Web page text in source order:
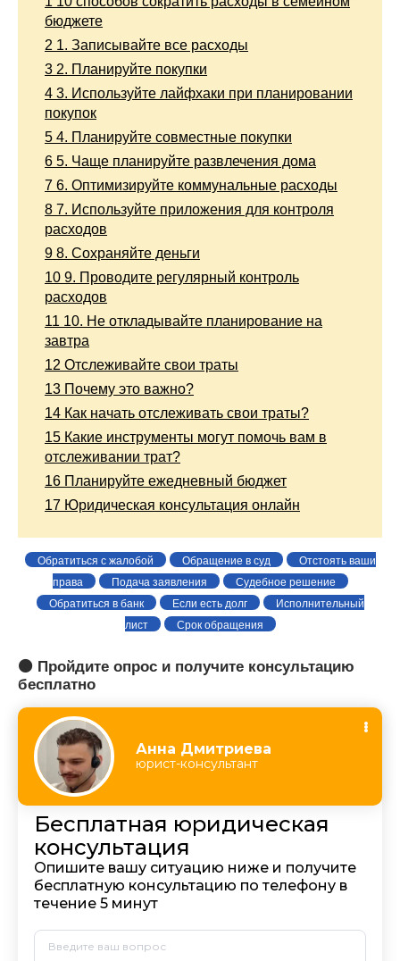
бюджете
2 1. Записывайте все расходы
3 2. Планируйте покупки
4 3. Используйте лайфхаки при планировании
покупок
5 4. Планируйте совместные покупки
6 5. Чаще планируйте развлечения дома
7 6. Оптимизируйте коммунальные расходы
8 7. Используйте приложения для контроля
расходов
9 8. Сохраняйте деньги
10 9. Проводите регулярный контроль
расходов
11 10. Не откладывайте планирование на
завтра
12 Отслеживайте свои траты
13 Почему это важно?
14 Как начать отслеживать свои траты?
15 Какие инструменты могут помочь вам в
отслеживании трат?
16 Планируйте ежедневный бюджет
17 Юридическая консультация онлайн
Обратиться с жалобой Обращение в суд
Отстоять ваши
права
Подача заявления
Судебное решение
Обратиться в банк
Если есть долг
Исполнительный
лист
Срок обращения
🟠 Пройдите опрос и получите консультацию
бесплатно